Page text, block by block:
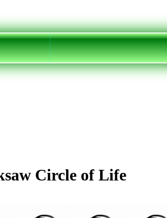
Circle of Life